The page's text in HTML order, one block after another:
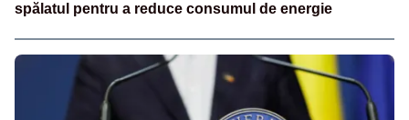
spălatul pentru a reduce consumul de energie